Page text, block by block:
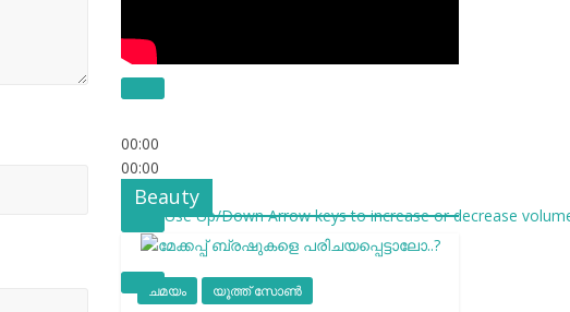
00:00
00:00
53:26
Use Up/Down Arrow keys to increase or decrease
Beauty
ചമയം യൂത്ത് സോൺ